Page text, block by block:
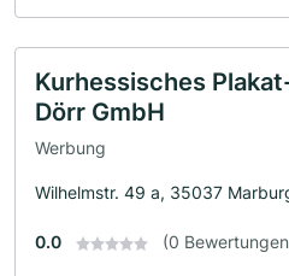
Kurhessisches
Dörr GmbH
Werbung
Wilhelmstr. 49 a, 35037
0.0 (0